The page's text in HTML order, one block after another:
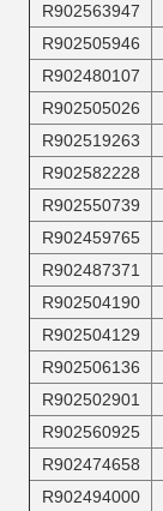
R902563947
R902505946
R902480107
R902505026
R902519263
R902582228
R902550739
R902459765
R902487371
R902504190
R902504129
R902506136
R902502901
R902560925
R902474658
R902494000